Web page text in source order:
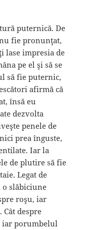
puternică. De
fie pronunţat,
lase impresia de
pe el şi să se
să fie puternic,
afirmă că
însă eu
dezvolta
penele de
prea înguste,
Iar la
de plutire să fie
Legat de
o slăbiciune
roşu, iar
despre
iar porumbelul